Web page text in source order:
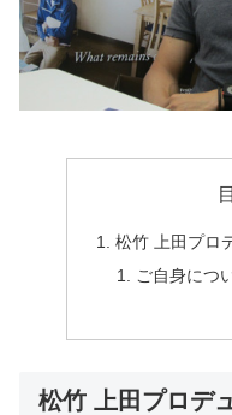
松竹 上田プロ
ご自身につ
松竹 上田プロデ